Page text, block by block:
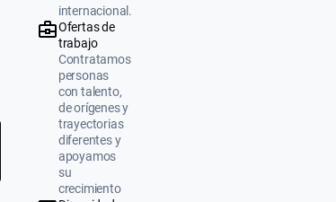
internacional.
Ofertas de
trabajo
Contratamos
personas
con talento,
de orígenes y
trayectorias
diferentes y
apoyamos
su
crecimiento